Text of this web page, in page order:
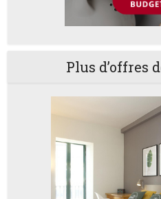
Plus d’offres